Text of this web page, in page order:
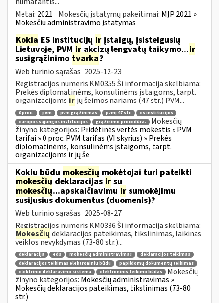
Metai: 2021 Mokesčių įstatymų pakeitimai: MĮP 2021 »
Mokesčiu administravimo įstatymas
Kokia ES institucijų ir įstaigų, įsisteigusių
Lietuvoje, PVM ir akcizų lengvatų taikymo...ir
susigrąžinimo tvarka?
Web turinio sąrašas 2025-12-23
Registracijos numeris KM0355 Ši informacija skelbiama:
Prekės diplomatinėms, konsulinėms įstaigoms, tarpt.
organizacijoms ir jų šeimos nariams (47 str.) PVM...
0 proc. pvm pvm grąžinimas pvmį 47 str.
es institucijos
europos sąjungos institucijos
grąžinimo procedūra.
Mokesčių
žinyno kategorijos: Pridėtinės vertės mokestis » PVM
tarifai » 0 proc. PVM tarifas (VI skyrius) » Prekės
diplomatinėms, konsulinėms įstaigoms, tarpt.
organizacijoms ir jų še
Kokiu būdu mokesčių mokėtojai turi pateikti
mokesčių deklaracijas ir su
mokesčių...apskaičiavimu ir sumokėjimu
susijusius dokumentus (duomenis)?
Web turinio sąrašas 2025-08-27
Registracijos numeris KM0336 Ši informacija skelbiama:
Mokesčių deklaracijos pateikimas, tikslinimas, laikinas
veiklos nevykdymas (73-80 str.)...
deklaracija eds mokesčių administravimas
deklaracijos teikimas
deklaracijos teikimas elektroniniu būdu
papildomų dokumentų teikimas
elektrinio deklaravimo sistema
elektroninis teikimo būdas
Mokesčių
žinyno kategorijos: Mokesčių administravimas »
Mokesčių deklaracijos pateikimas, tikslinimas (73-80
str.)